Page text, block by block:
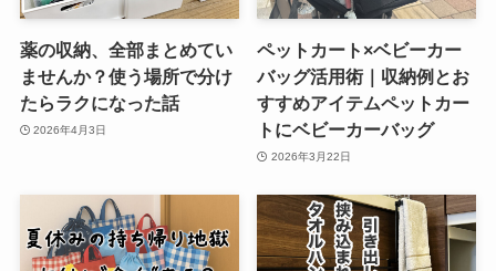
薬の収納、全部まとめてい
ませんか？使う場所で分け
たらラクになった話
2026年4月3日
ペットカート×ベビーカー
バッグ活用術｜収納例とお
すすめアイテムペットカー
トにベビーカーバッグ
2026年3月22日